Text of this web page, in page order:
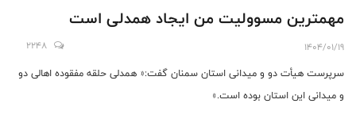
مهمترین مسوولیت من ایجاد همدلی است
1404/01/19
2248
سرپرست هیأت دو و میدانی استان سمنان گفت:« همدلی حلقه مفقوده اهالی دو
و میدانی این استان بوده است.»